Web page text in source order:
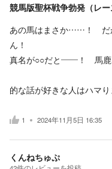
競馬版聖杯戦争勃発（レー
あの馬はまさか……！ だ
ん！
真名が○○だと――！ 馬鹿
的な話が好きな人はハマり
1 2024年11月5日 16:35
くんねちゅぷ